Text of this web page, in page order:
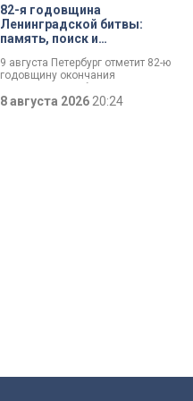
82-я годовщина
Ленинградской битвы:
память, поиск и
9 августа Петербург отметит 82-ю
годовщину окончания
воинской славы, который был
8 августа 202620:24